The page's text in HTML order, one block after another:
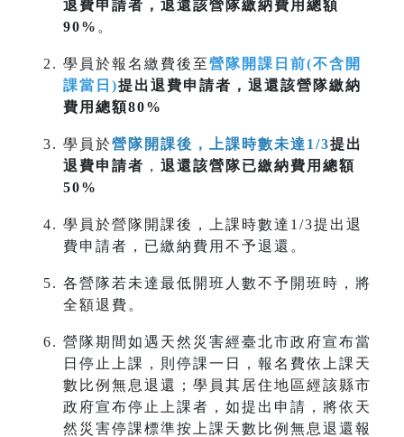
退費申請者，退還該營隊繳納費用總額
90% 。
學員於報名繳費後至營隊開課日前(不含開
課當日)提出退費申請者，退還該營隊繳納
費用總額80%
學員於營隊開課後，上課時數未達1/3提出
退費申請者 ， 退還該營隊已繳納費用總額
50%
學員於營隊開課後，上課時數達1/3提出退
費申請者，已繳納費用不予退還。
各營隊若未達最低開班人數不予開班時，將
全額退費。
營隊期間如遇天然災害經臺北市政府宣布當
日停止上課，則停課一日，報名費依上課天
數比例無息退還；學員其居住地區經該縣市
政府宣布停止上課者，如提出申請，將依天
然災害停課標準按上課天數比例無息退還報